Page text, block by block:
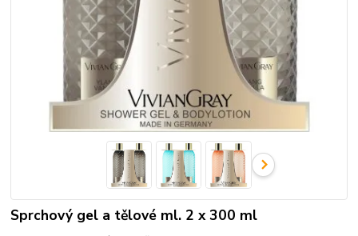
Sprchový gel a tělové ml. 2 x 300 ml